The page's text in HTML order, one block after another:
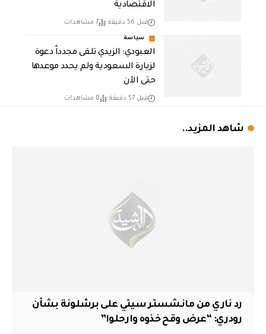
الاقتصادية
قبل 56 دقيقة 7 مشاهدات
سياسة
العبودي: الزيدي تلقى مجدداً دعوة
لزيارة السعودية ولم يحدد موعدها
حتى الآن
قبل 57 دقيقة 8 مشاهدات
شاهد المزيد..
رد ناري من مانشستر سيتي على برشلونة بشأن
رودري: “عرض وقح خذوه وارحلوا”